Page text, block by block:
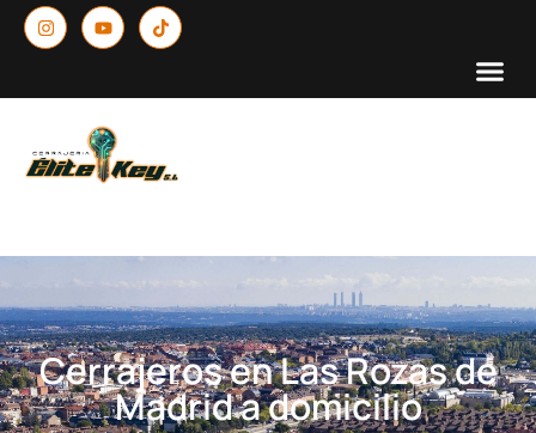
Cerrajeros en Las Rozas de
Madrid a domicilio